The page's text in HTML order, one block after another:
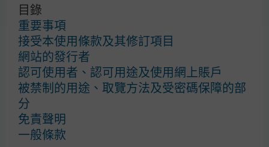
目錄
重要事項
接受本使用條款及其修訂項目
網站的發行者
認可使用者、認可用途及使用網上賬戶
被禁制的用途、取覽方法及受密碼保障的部
分
免責聲明
一般條款
使用條款
私隱政策
Cookies 政策
投資盡職治理
基金註釋
銷售文件
表格及資料
投訴之處理
常見問題